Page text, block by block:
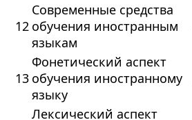
12
Современные средства
обучения иностранным
языкам
13
Фонетический аспект
обучения иностранному
языку
Лексический аспект